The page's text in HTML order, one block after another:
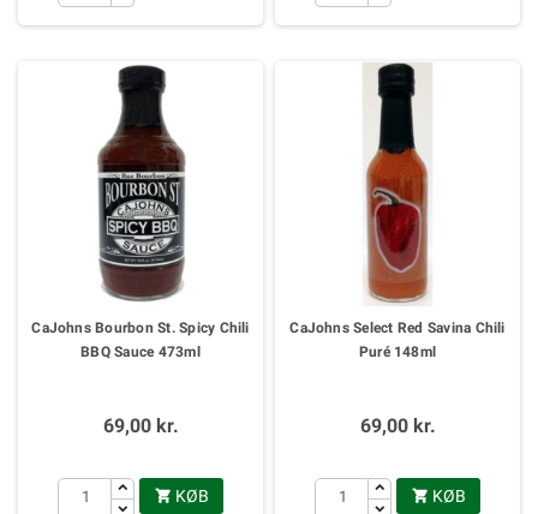
CaJohns Bourbon St. Spicy Chili
BBQ Sauce 473ml
69,00 kr.
 KØB
CaJohns Select Red Savina Chili
Puré 148ml
69,00 kr.
 KØB